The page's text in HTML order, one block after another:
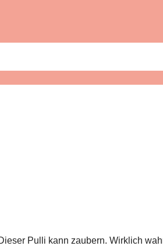
Pulli kann zaubern. Wirklich